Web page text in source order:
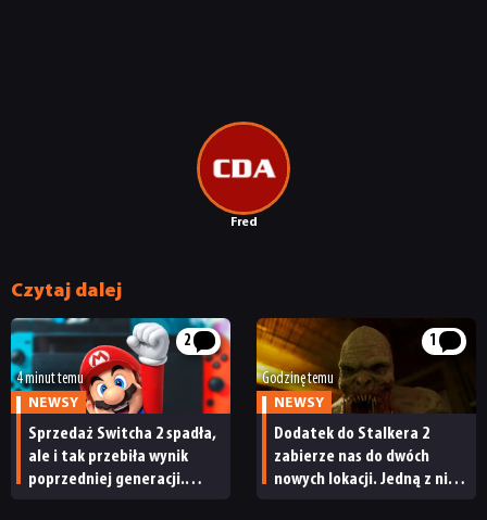
Fred
Czytaj dalej
2
4 minut temu
NEWSY
Sprzedaż Switcha 2 spadła,
ale i tak przebiła wynik
poprzedniej generacji.
1
Godzinę temu
NEWSY
Dodatek do Stalkera 2
zabierze nas do dwóch
nowych lokacji. Jedną z nich